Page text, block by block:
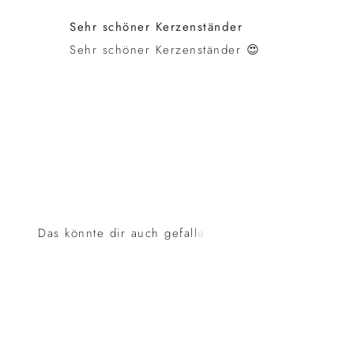
Sehr schöner Kerzenständer
Sehr schöner Kerzenständer 😍